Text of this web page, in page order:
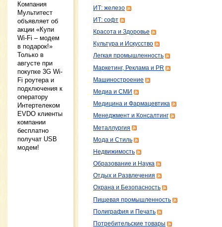
Компания
Мультитест
объявляет об
акции «Купи
Wi-Fi – модем
в подарок!»
Только в
августе при
покупке 3G Wi-
Fi роутера и
подключения к
оператору
Интертелеком
EVDO клиенты
компании
бесплатно
получат USB
модем!
ИТ: железо
ИТ: софт
Красота и Здоровье
Культура и Искусство
Легкая промышленность
Маркетинг, Реклама и PR
Машиностроение
Медиа и СМИ
Медицина и Фармацевтика
Менеджмент и Консалтинг
Металлургия
Мода и Стиль
Недвижимость
Образование и Наука
Отдых и Развлечения
Охрана и Безопасность
Пищевая промышленность
Полиграфия и Печать
Потребительские товары